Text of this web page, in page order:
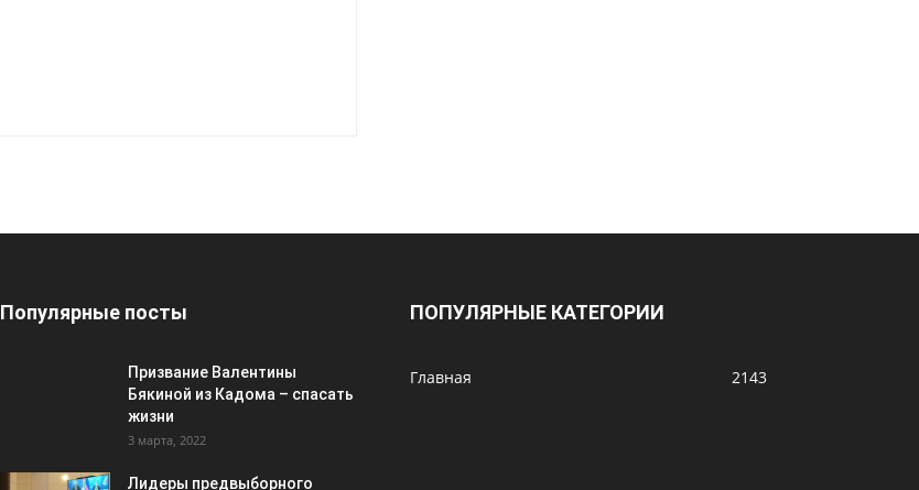
Популярные посты
Призвание Валентины
Бякиной из Кадома – спасать
жизни
3 марта, 2022
Лидеры предвыборного
ПОПУЛЯРНЫЕ КАТЕГОРИИ
Главная 2143